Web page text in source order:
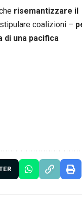
risemantizzare il
coalizioni –
di una pacifica